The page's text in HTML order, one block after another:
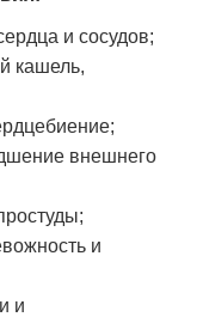
и сосудов;
кашель,
внешнего
и
и